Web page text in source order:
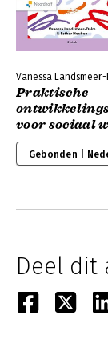
Vanessa
Praktische
voor sociaal
Gebonden |
Deel dit